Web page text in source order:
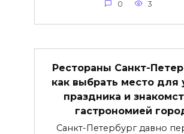
0 3
Рестораны Санкт-
как выбрать место для
праздника и
гастрономией
Санкт-Петербург давно